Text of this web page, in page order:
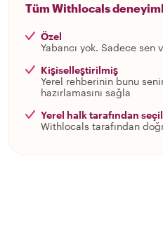
Tüm Withlocals
Özel
Yabancı yok. Sadece sen
Kişiselleştirilmiş
Yerel rehberinin bunu
hazırlamasını sağla
Yerel halk tarafından
Withlocals tarafından